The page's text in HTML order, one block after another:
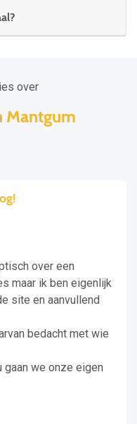
over
Mantgum
over een
maar ik ben eigenlijk
site en aanvullend
bedacht met wie
gaan we onze eigen